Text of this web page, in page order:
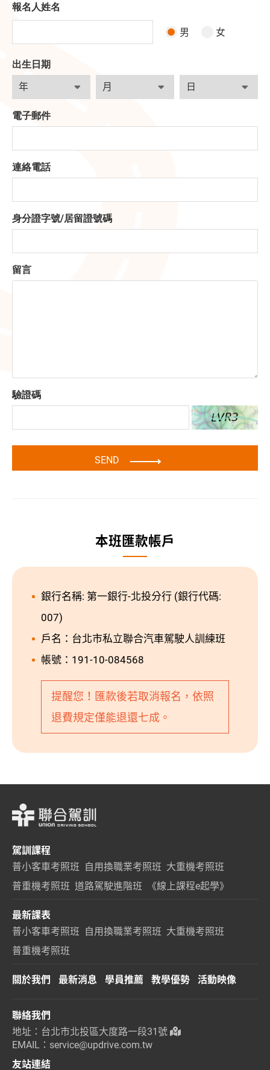
報名人姓名
男 女
出生日期
電子郵件
連絡電話
身分證字號/居留證號碼
留言
驗證碼
SEND
本班匯款帳戶
銀行名稱: 第一銀行-北投分行 (銀行代碼:
007)
戶名：台北市私立聯合汽車駕駛人訓練班
帳號：191-10-084568
提醒您！匯款後若取消報名，依照
退費規定僅能退還七成。
駕訓課程
普小客車考照班 自用換職業考照班 大重機考照班
普重機考照班 道路駕駛進階班 《線上課程e起學》
最新課表
普小客車考照班 自用換職業考照班 大重機考照班
普重機考照班
關於我們 最新消息 學員推薦 教學優勢 活動映像
聯絡我們
地址：台北市北投區大度路一段31號
EMAIL：service@updrive.com.tw
友站連結